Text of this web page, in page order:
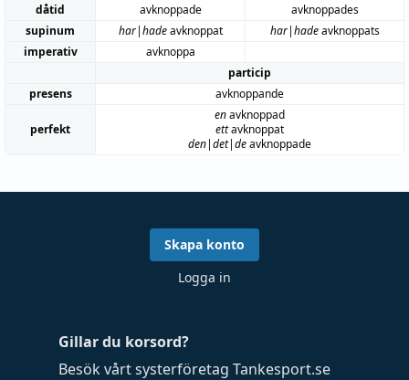
dåtid
avknoppade
avknoppades
supinum
har|hadeavknoppat har|hadeavknoppats
imperativ
avknoppa
particip
presens
avknoppande
perfekt
enavknoppad
ettavknoppat
den|det|deavknoppade
Gillar du korsord?
Besök vårt systerföretag Tankesport.se
Skapa konto
Logga in